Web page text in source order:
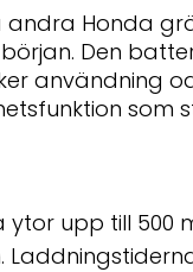
andra Honda
Den
användning
som
ytor upp till 500